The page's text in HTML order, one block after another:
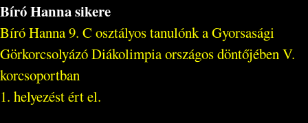
Bíró Hanna sikere
Bíró Hanna 9. C osztályos tanulónk a Gyorsasági
Görkorcsolyázó Diákolimpia országos döntőjében V.
korcsoportban
1. helyezést ért el.